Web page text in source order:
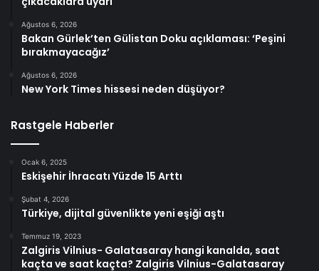
Ağustos 6, 2026
Bakan Gürlek’ten Gülistan Doku açıklaması: ‘Peşini
bırakmayacağız’
Ağustos 6, 2026
New York Times hissesi neden düşüyor?
Rastgele Haberler
Ocak 6, 2025
Eskişehir İhracatı Yüzde 15 Arttı
Şubat 4, 2026
Türkiye, dijital güvenlikte yeni eşiği aştı
Temmuz 19, 2023
Zalgiris Vilnius- Galatasaray hangi kanalda, saat
kaçta ve saat kaçta? Zalgiris Vilnius-Galatasaray